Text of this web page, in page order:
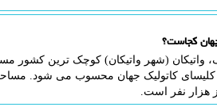
کجاست؟
واتیکان (شهر واتیکان) کوچک ترین کشور
هزار نفر است.